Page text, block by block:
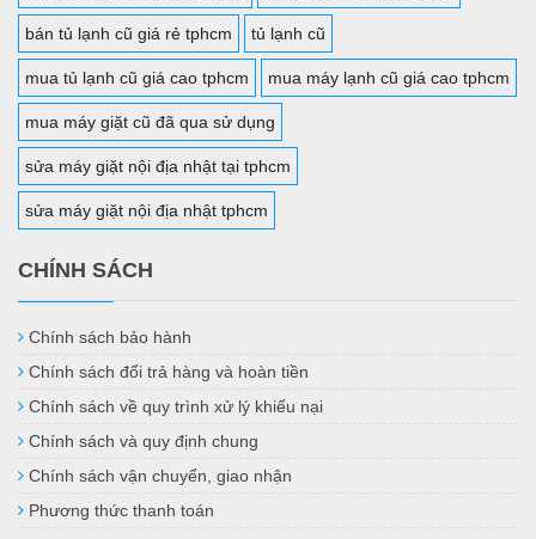
bán tủ lạnh cũ giá rẻ tphcm tủ lạnh cũ
mua tủ lạnh cũ giá cao tphcm mua máy lạnh cũ giá cao tphcm
mua máy giặt cũ đã qua sử dụng
sửa máy giặt nội địa nhật tại tphcm
sửa máy giặt nội địa nhật tphcm
CHÍNH SÁCH
Chính sách bảo hành
Chính sách đổi trả hàng và hoàn tiền
Chính sách về quy trình xử lý khiếu nại
Chính sách và quy định chung
Chính sách vận chuyển, giao nhận
Phương thức thanh toán